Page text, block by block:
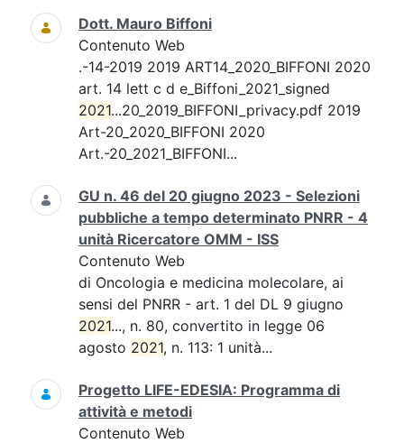
Dott. Mauro Biffoni
Contenuto Web
.-14-2019 2019 ART14_2020_BIFFONI 2020
art. 14 lett c d e_Biffoni_2021_signed
2021...20_2019_BIFFONI_privacy.pdf 2019
Art-20_2020_BIFFONI 2020
Art.-20_2021_BIFFONI...
GU n. 46 del 20 giugno 2023 - Selezioni
pubbliche a tempo determinato PNRR - 4
unità Ricercatore OMM - ISS
Contenuto Web
di Oncologia e medicina molecolare, ai
sensi del PNRR - art. 1 del DL 9 giugno
2021..., n. 80, convertito in legge 06
agosto 2021, n. 113: 1 unità...
Progetto LIFE-EDESIA: Programma di
attività e metodi
Contenuto Web